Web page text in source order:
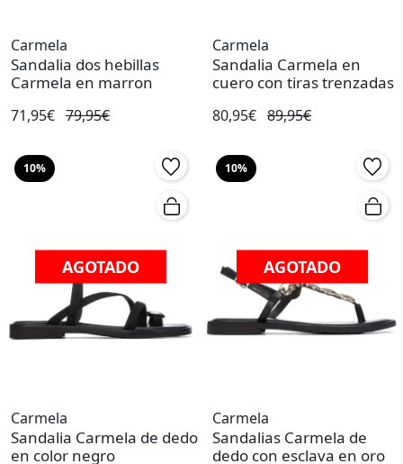
Carmela
Sandalia dos hebillas
Carmela en marron
71,95€ 79,95€
Carmela
Sandalia Carmela en
cuero con tiras trenzadas
80,95€ 89,95€
10%
AGOTADO
Carmela
Sandalia Carmela de dedo
en color negro
10%
AGOTADO
Carmela
Sandalias Carmela de
dedo con esclava en oro